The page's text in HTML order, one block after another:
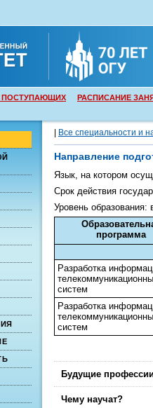
ПОСТУПАЮЩИХ
РАСПИСАНИЕ
Все специальности и
Направление
Язык, на котором
Срок действия
Уровень образования:
программа
Разработка
систем
Разработка
систем
Будущие
Чему научат?